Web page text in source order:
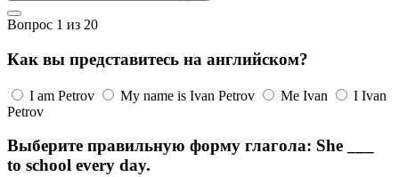
Вопрос 1 из 20
Как вы представитесь на английском?
I am Petrov My name is Ivan Petrov Me Ivan
I Ivan
Petrov
Выберите правильную форму глагола: She ___
to school every day.